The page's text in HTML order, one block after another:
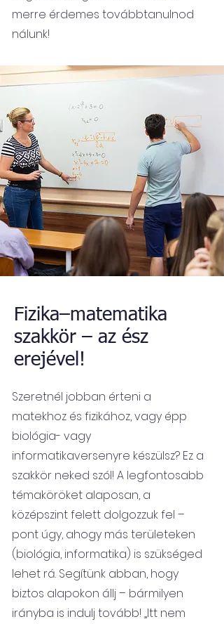
merre érdemes továbbtanulnod
nálunk!
Fizika–matematika
szakkör – az ész
erejével!
Szeretnél jobban érteni a
matekhoz és fizikához, vagy épp
biológia- vagy
informatikaversenyre készülsz? Ez a
szakkör neked szól! A legfontosabb
témaköröket alaposan, a
középszint felett dolgozzuk fel –
pont úgy, ahogy más területeken
(biológia, informatika) is szükséged
lehet rá. Segítünk abban, hogy
biztos alapokon állj – bármilyen
irányba is indulj tovább! „Itt nem